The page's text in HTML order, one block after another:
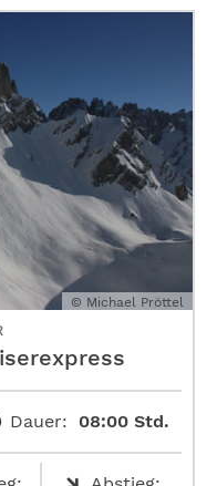
© Michael Pröttel
Dauer: 08:00 Std.